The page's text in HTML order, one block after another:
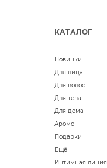
КАТАЛОГ
Новинки
Для лица
Для волос
Для тела
Для дома
Аромо
Подарки
Ещё
Интимная линия